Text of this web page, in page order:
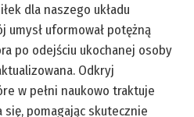
dla naszego układu
umysł uformował potężną
po odejściu ukochanej osoby
Odkryj
w pełni naukowo traktuje
się, pomagając skutecznie